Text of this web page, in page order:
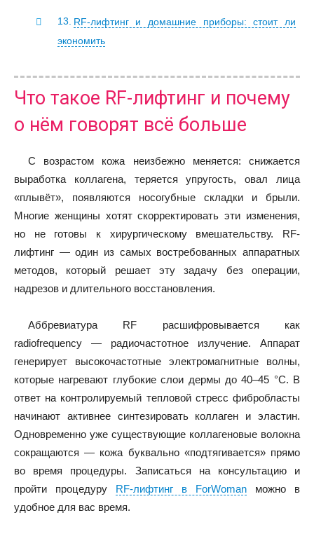
RF-лифтинг и домашние приборы: стоит ли
экономить
Что такое RF-лифтинг и почему
о нём говорят всё больше
С возрастом кожа неизбежно меняется: снижается
выработка коллагена, теряется упругость, овал лица
«плывёт», появляются носогубные складки и брыли.
Многие женщины хотят скорректировать эти изменения,
но не готовы к хирургическому вмешательству. RF-
лифтинг — один из самых востребованных аппаратных
методов, который решает эту задачу без операции,
надрезов и длительного восстановления.
Аббревиатура RF расшифровывается как
radiofrequency — радиочастотное излучение. Аппарат
генерирует высокочастотные электромагнитные волны,
которые нагревают глубокие слои дермы до 40–45 °C. В
ответ на контролируемый тепловой стресс фибробласты
начинают активнее синтезировать коллаген и эластин.
Одновременно уже существующие коллагеновые волокна
сокращаются — кожа буквально «подтягивается» прямо
во время процедуры. Записаться на консультацию и
пройти процедуру RF-лифтинг в ForWoman можно в
удобное для вас время.